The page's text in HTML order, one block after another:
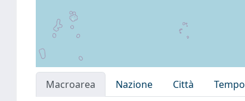
Macroarea Nazione Città
Tempo